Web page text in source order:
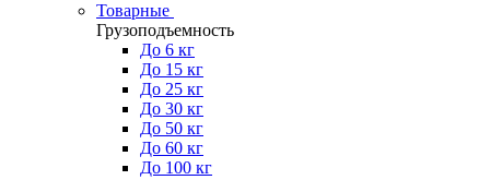
Товарные
Грузоподъемность
До 6 кг
До 15 кг
До 25 кг
До 30 кг
До 50 кг
До 60 кг
До 100 кг